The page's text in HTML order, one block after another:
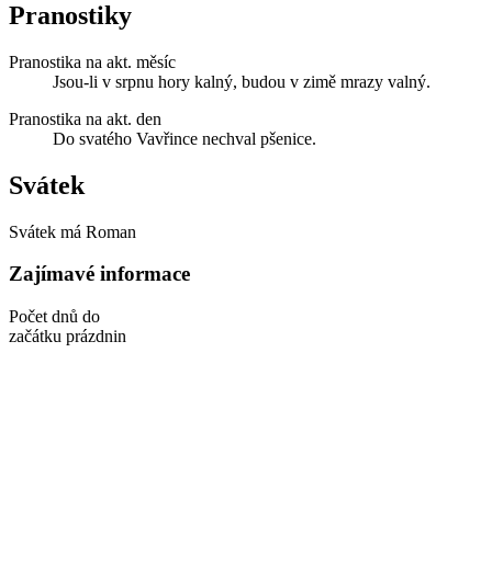
Pranostiky
Pranostika na akt. měsíc
Jsou-li v srpnu hory kalný, budou v zimě mrazy valný.
Pranostika na akt. den
Do svatého Vavřince nechval pšenice.
Svátek
Svátek má Roman
Zajímavé informace
Počet dnů do
začátku prázdnin